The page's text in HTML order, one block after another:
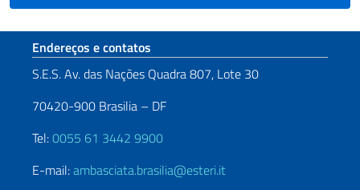
Seção de rodapé
Endereços e contatos
S.E.S. Av. das Nações Quadra 807, Lote 30
70420-900 Brasilia – DF
Tel:0055 61 3442 9900
E-mail:ambasciata.brasilia@esteri.it